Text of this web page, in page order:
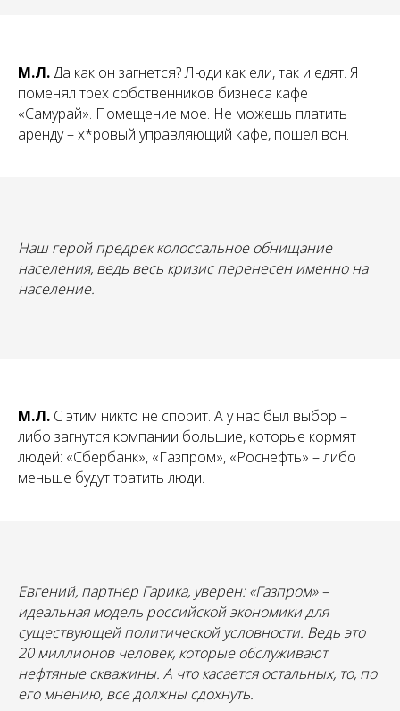
М.Л.Да как он загнется? Люди как ели, так и едят. Я
поменял трех собственников бизнеса кафе
«Самурай». Помещение мое. Не можешь платить
аренду – х*ровый управляющий кафе, пошел вон.
Наш герой предрек колоссальное обнищание
населения, ведь весь кризис перенесен именно на
население.
М.Л. С этим никто не спорит. А у нас был выбор –
либо загнутся компании большие, которые кормят
людей: «Сбербанк», «Газпром», «Роснефть» – либо
меньше будут тратить люди.
Евгений, партнер Гарика, уверен: «Газпром» –
идеальная модель российской экономики для
существующей политической условности. Ведь это
20 миллионов человек, которые обслуживают
нефтяные скважины. А что касается остальных, то, по
его мнению, все должны сдохнуть.